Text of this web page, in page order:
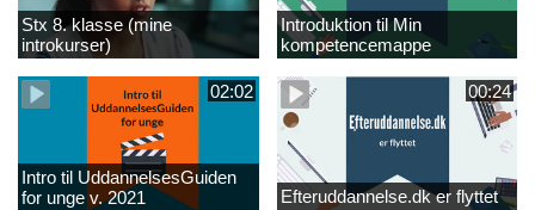
Stx 8. klasse (mine
introkurser)
Introduktion til Min
kompetencemappe
02:02
Intro til UddannelsesGuiden
for unge v. 2021
00:24
Efteruddannelse.dk er flyttet